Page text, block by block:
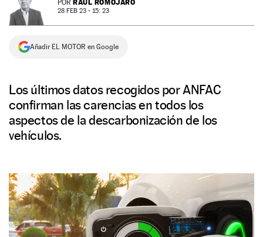
NEWSLETTER
SÍGUENOS
POR RAÚL ROMOJARO
28 FEB 23 - 15: 23
Añadir EL MOTOR en Google
Los últimos datos recogidos por ANFAC
confirman las carencias en todos los
aspectos de la descarbonización de los
vehículos.